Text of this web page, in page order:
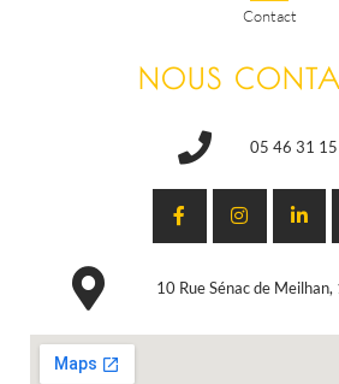
Contact
NOUS
05 46 31
10 Rue Sénac de